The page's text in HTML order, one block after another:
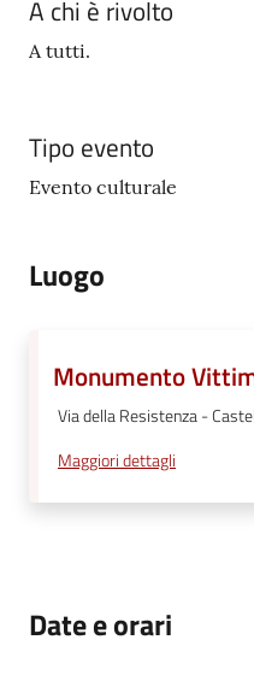
A chi è rivolto
A tutti.
Tipo evento
Evento culturale
Luogo
Monumento
Via della Resistenza -
Maggiori dettagli
Date e orari